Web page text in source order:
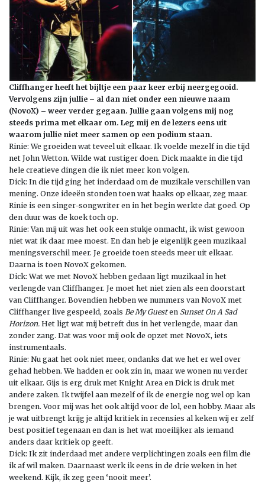
Cliffhanger heeft het bijltje een paar keer erbij neergegooid.
Vervolgens zijn jullie – al dan niet onder een nieuwe naam
(NovoX) – weer verder gegaan. Jullie gaan volgens mij nog
steeds prima met elkaar om. Leg mij en de lezers eens uit
waarom jullie niet meer samen op een podium staan.
Rinie: We groeiden wat teveel uit elkaar. Ik voelde mezelf in die tijd
net John Wetton. Wilde wat rustiger doen. Dick maakte in die tijd
hele creatieve dingen die ik niet meer kon volgen.
Dick: In die tijd ging het inderdaad om de muzikale verschillen van
mening. Onze ideeën stonden toen wat haaks op elkaar, zeg maar.
Rinie is een singer-songwriter en in het begin werkte dat goed. Op
den duur was de koek toch op.
Rinie: Van mij uit was het ook een stukje onmacht, ik wist gewoon
niet wat ik daar mee moest. En dan heb je eigenlijk geen muzikaal
meningsverschil meer. Je groeide toen steeds meer uit elkaar.
Daarna is toen NovoX gekomen.
Dick: Wat we met NovoX hebben gedaan ligt muzikaal in het
verlengde van Cliffhanger. Je moet het niet zien als een doorstart
van Cliffhanger. Bovendien hebben we nummers van NovoX met
Cliffhanger live gespeeld, zoals Be My Guesten Sunset On A Sad
Horizon. Het ligt wat mij betreft dus in het verlengde, maar dan
zonder zang. Dat was voor mij ook de opzet met NovoX, iets
instrumentaals.
Rinie: Nu gaat het ook niet meer, ondanks dat we het er wel over
gehad hebben. We hadden er ook zin in, maar we wonen nu verder
uit elkaar. Gijs is erg druk met Knight Area en Dick is druk met
andere zaken. Ik twijfel aan mezelf of ik de energie nog wel op kan
brengen. Voor mij was het ook altijd voor de lol, een hobby. Maar als
je wat uitbrengt krijg je altijd kritiek in recensies al keken wij er zelf
best positief tegenaan en dan is het wat moeilijker als iemand
anders daar kritiek op geeft.
Dick: Ik zit inderdaad met andere verplichtingen zoals een film die
ik af wil maken. Daarnaast werk ik eens in de drie weken in het
weekend. Kijk, ik zeg geen ‘nooit meer’.